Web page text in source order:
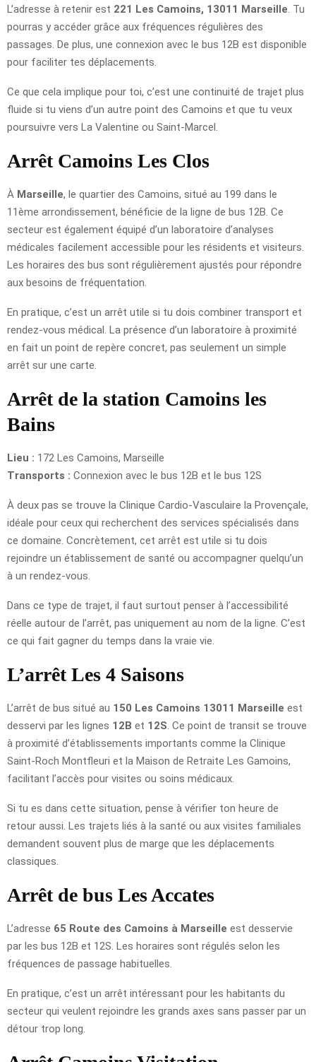
L’adresse à retenir est 221 Les Camoins, 13011 Marseille . Tu
pourras y accéder grâce aux fréquences régulières des
passages. De plus, une connexion avec le bus 12B est disponible
pour faciliter tes déplacements.
Ce que cela implique pour toi, c’est une continuité de trajet plus
fluide si tu viens d’un autre point des Camoins et que tu veux
poursuivre vers La Valentine ou Saint-Marcel.
Arrêt Camoins Les Clos
À Marseille, le quartier des Camoins, situé au 199 dans le
11ème arrondissement, bénéficie de la ligne de bus 12B. Ce
secteur est également équipé d’un laboratoire d’analyses
médicales facilement accessible pour les résidents et visiteurs.
Les horaires des bus sont régulièrement ajustés pour répondre
aux besoins de fréquentation.
En pratique, c’est un arrêt utile si tu dois combiner transport et
rendez-vous médical. La présence d’un laboratoire à proximité
en fait un point de repère concret, pas seulement un simple
arrêt sur une carte.
Arrêt de la station Camoins les
Bains
Lieu : 172 Les Camoins, Marseille
Transports : Connexion avec le bus 12B et le bus 12S
À deux pas se trouve la Clinique Cardio-Vasculaire la Provençale,
idéale pour ceux qui recherchent des services spécialisés dans
ce domaine. Concrètement, cet arrêt est utile si tu dois
rejoindre un établissement de santé ou accompagner quelqu’un
à un rendez-vous.
Dans ce type de trajet, il faut surtout penser à l’accessibilité
réelle autour de l’arrêt, pas uniquement au nom de la ligne. C’est
ce qui fait gagner du temps dans la vraie vie.
L’arrêt Les 4 Saisons
L’arrêt de bus situé au 150 Les Camoins 13011 Marseille est
desservi par les lignes 12B et 12S . Ce point de transit se trouve
à proximité d’établissements importants comme la Clinique
Saint-Roch Montfleuri et la Maison de Retraite Les Gamoins,
facilitant l’accès pour visites ou soins médicaux.
Si tu es dans cette situation, pense à vérifier ton heure de
retour aussi. Les trajets liés à la santé ou aux visites familiales
demandent souvent plus de marge que les déplacements
classiques.
Arrêt de bus Les Accates
L’adresse 65 Route des Camoins à Marseille est desservie
par les bus 12B et 12S. Les horaires sont régulés selon les
fréquences de passage habituelles.
En pratique, c’est un arrêt intéressant pour les habitants du
secteur qui veulent rejoindre les grands axes sans passer par un
détour trop long.